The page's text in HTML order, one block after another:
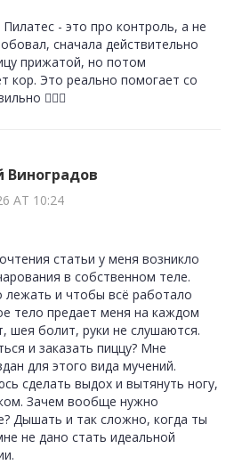
- это про контроль, а не
сначала действительно
прижатой, но потом
кор. Это реально помогает со
🧘‍♂️✨
AT 10:24
статьи у меня возникло
в собственном теле.
лежать и чтобы всё работало
тело предает меня на каждом
шея болит, руки не слушаются.
и заказать пиццу? Мне
для этого вида мучений.
сделать выдох и вытянуть ногу,
Зачем вообще нужно
Дышать и так сложно, когда ты
не дано стать идеальной